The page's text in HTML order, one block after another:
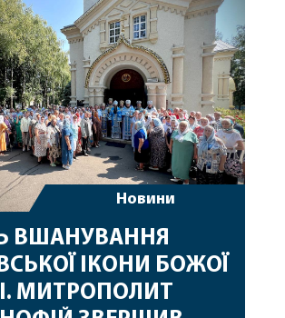
духовної радості та
успіхів у подальшому
служінні. […]
Новини
ВШАНУВАННЯ
ІКОНИ БОЖОЇ
МИТРОПОЛИТ